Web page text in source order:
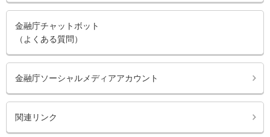
金融庁チャットボット
（よくある質問）
金融庁ソーシャルメディアアカウント
関連リンク